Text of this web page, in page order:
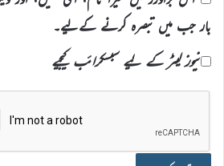
بار جب میں تبصرہ کرنے کےلیے۔
نیوز لیٹر کے لیے سبسکرائب کیجیے